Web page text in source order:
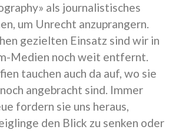
als journalistisches
um Unrecht anzuprangern.
gezielten Einsatz sind wir in
Medien noch weit entfernt.
tauchen auch da auf, wo sie
angebracht sind. Immer
fordern sie uns heraus,
den Blick zu senken oder